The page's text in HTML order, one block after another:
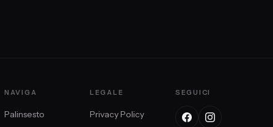
NAVIGA
Palinsesto
LEGALE
Privacy Policy
SEGUICI